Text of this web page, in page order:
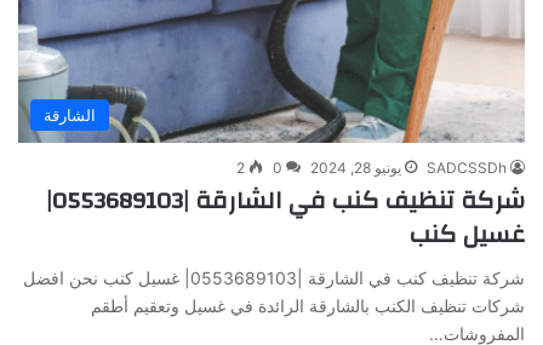
الشارقة
SADCSSDh يونيو 28, 2024 0
2
شركة تنظيف كنب في الشارقة |0553689103|
غسيل كنب
شركة تنظيف كنب في الشارقة |0553689103| غسيل كنب نحن افضل
شركات تنظيف الكنب بالشارقة الرائدة في غسيل وتعقيم أطقم
المفروشات…